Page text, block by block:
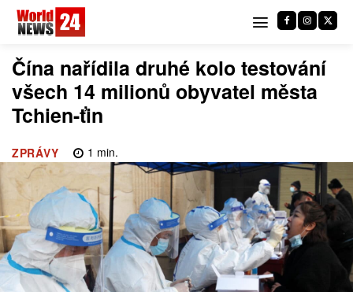
Čína nařídila druhé kolo testování
všech 14 milionů obyvatel města
Tchien-ťin
ZPRÁVY 1 min.